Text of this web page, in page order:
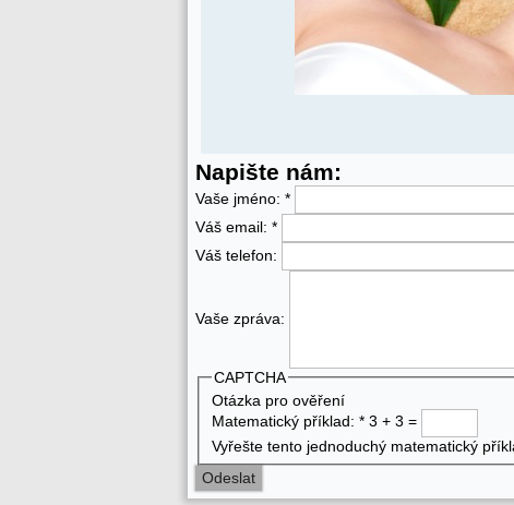
Napište nám:
Vaše jméno: *
Váš email: *
Váš telefon:
Vaše zpráva:
CAPTCHA
Otázka pro ověření
Matematický příklad: * 3 + 3 =
Vyřešte tento jednoduchý matematický